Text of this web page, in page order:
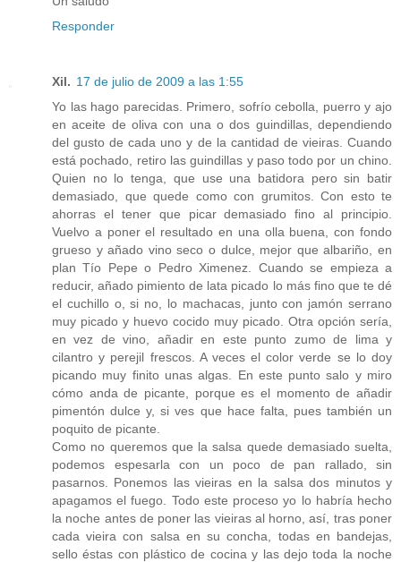
Responder
Xil. 17 de julio de 2009 a las 1:55
Yo las hago parecidas. Primero, sofrío cebolla, puerro y ajo
en aceite de oliva con una o dos guindillas, dependiendo
del gusto de cada uno y de la cantidad de vieiras. Cuando
está pochado, retiro las guindillas y paso todo por un chino.
Quien no lo tenga, que use una batidora pero sin batir
demasiado, que quede como con grumitos. Con esto te
ahorras el tener que picar demasiado fino al principio.
Vuelvo a poner el resultado en una olla buena, con fondo
grueso y añado vino seco o dulce, mejor que albariño, en
plan Tío Pepe o Pedro Ximenez. Cuando se empieza a
reducir, añado pimiento de lata picado lo más fino que te dé
el cuchillo o, si no, lo machacas, junto con jamón serrano
muy picado y huevo cocido muy picado. Otra opción sería,
en vez de vino, añadir en este punto zumo de lima y
cilantro y perejil frescos. A veces el color verde se lo doy
picando muy finito unas algas. En este punto salo y miro
cómo anda de picante, porque es el momento de añadir
pimentón dulce y, si ves que hace falta, pues también un
poquito de picante.
Como no queremos que la salsa quede demasiado suelta,
podemos espesarla con un poco de pan rallado, sin
pasarnos. Ponemos las vieiras en la salsa dos minutos y
apagamos el fuego. Todo este proceso yo lo habría hecho
la noche antes de poner las vieiras al horno, así, tras poner
cada vieira con salsa en su concha, todas en bandejas,
sello éstas con plástico de cocina y las dejo toda la noche